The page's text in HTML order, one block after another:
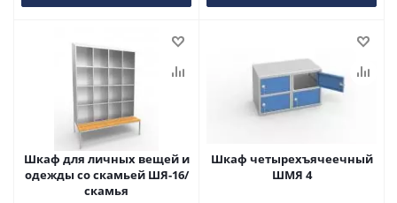
Шкаф для личных вещей и
одежды со скамьей ШЯ-16/
скамья
Шкаф четырехъячеечный
ШМЯ 4